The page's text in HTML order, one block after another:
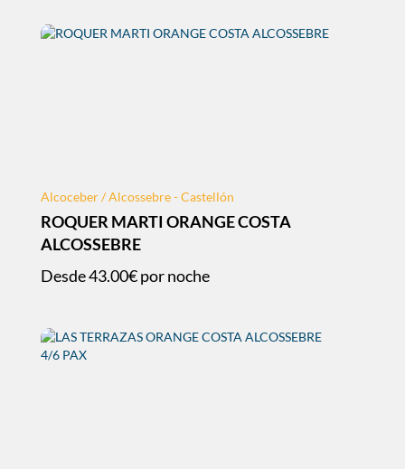
Alcoceber / Alcossebre - Castellón
ROQUER MARTI ORANGE COSTA
ALCOSSEBRE
Desde43.00€por noche